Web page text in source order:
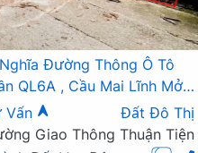
Đường Thông Ô Tô
QL6A , Cầu Mai Lĩnh Mở
Vấn
Đất Đô Thị
Giao Thông Thuận Tiện